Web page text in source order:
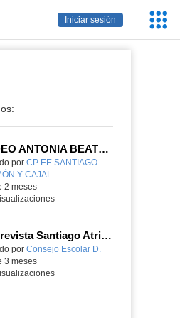
Iniciar sesión
VIDEO ANTONIA BEATRIZ TELLEZ CPEE SANTIAGO RAMON Y CAJAL
educativo.
por CP EE SANTIAGO
Y CAJAL
2 meses
Entrevista Santiago Atrio DBTS17
educativo.
por Consejo Escolar D.
3 meses